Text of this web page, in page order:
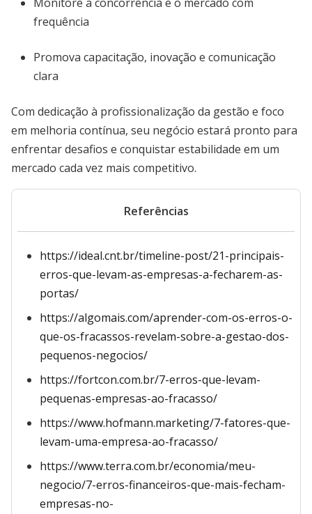
frequência
Promova capacitação, inovação e comunicação
clara
Com dedicação à profissionalização da gestão e foco
em melhoria contínua, seu negócio estará pronto para
enfrentar desafios e conquistar estabilidade em um
mercado cada vez mais competitivo.
Referências
https://ideal.cnt.br/timeline-post/21-principais-
erros-que-levam-as-empresas-a-fecharem-as-
portas/
https://algomais.com/aprender-com-os-erros-o-
que-os-fracassos-revelam-sobre-a-gestao-dos-
pequenos-negocios/
https://fortcon.com.br/7-erros-que-levam-
pequenas-empresas-ao-fracasso/
https://www.hofmann.marketing/7-fatores-que-
levam-uma-empresa-ao-fracasso/
https://www.terra.com.br/economia/meu-
negocio/7-erros-financeiros-que-mais-fecham-
empresas-no-